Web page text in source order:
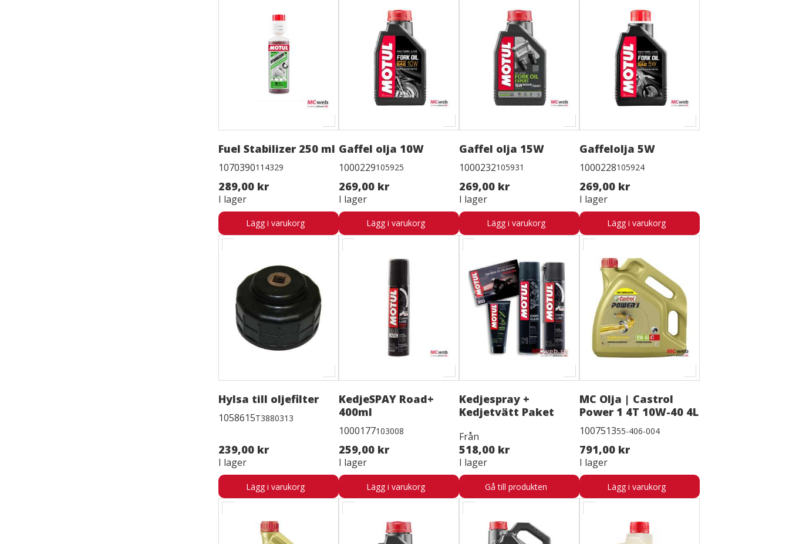
Fuel Stabilizer 250 ml
1070390114329
289,00 kr
I lager
Lägg i varukorg
Gaffel olja 10W
1000229105925
269,00 kr
I lager
Lägg i varukorg
Gaffel olja 15W
1000232105931
269,00 kr
I lager
Lägg i varukorg
Gaffelolja 5W
1000228105924
269,00 kr
I lager
Lägg i varukorg
Hylsa till oljefilter
1058615T3880313
239,00 kr
I lager
Lägg i varukorg
KedjeSPAY Road+
400ml
1000177103008
259,00 kr
I lager
Lägg i varukorg
Kedjespray +
Kedjetvätt Paket
Från
518,00 kr
I lager
Gå till produkten
MC Olja | Castrol
Power 1 4T 10W-40 4L
100751355-406-004
791,00 kr
I lager
Lägg i varukorg